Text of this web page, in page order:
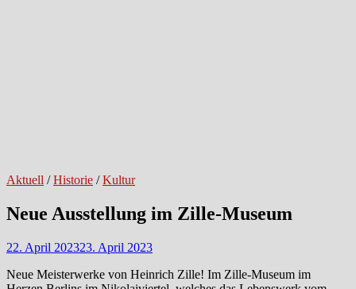
Aktuell /Historie /Kultur
Neue Ausstellung im Zille-Museum
22. April 202323. April 2023
Neue Meisterwerke von Heinrich Zille! Im Zille-Museum im